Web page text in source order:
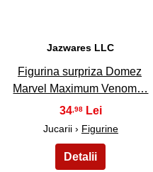
Jazwares LLC
Figurina surpriza Domez
Marvel Maximum Venom…
34 ,98
Jucarii › Figurine